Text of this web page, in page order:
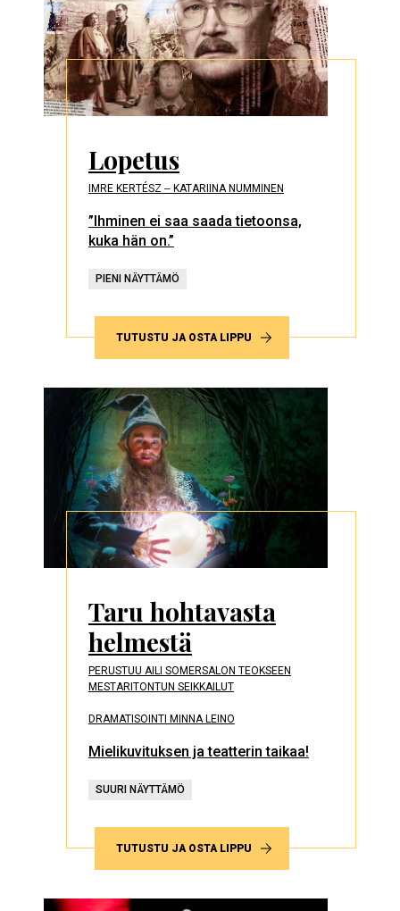
Lopetus
IMRE KERTÉSZ ‒ KATARIINA NUMMINEN
”Ihminen ei saa saada tietoonsa,
kuka hän on.”
PIENI NÄYTTÄMÖ
TUTUSTU JA OSTA LIPPU
Taru hohtavasta
helmestä
PERUSTUU AILI SOMERSALON TEOKSEEN
MESTARITONTUN SEIKKAILUT
DRAMATISOINTI MINNA LEINO
Mielikuvituksen ja teatterin taikaa!
SUURI NÄYTTÄMÖ
TUTUSTU JA OSTA LIPPU